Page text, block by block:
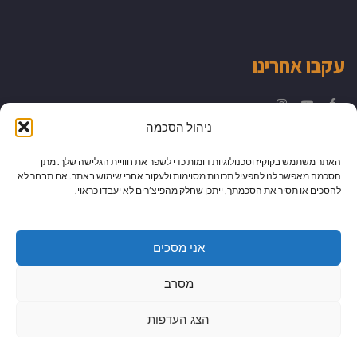
ניהול הסכמה
האתר משתמש בקוקיז וטכנולוגיות דומות כדי לשפר את חוויית הגלישה שלך. מתן
הסכמה מאפשר לנו להפעיל תכונות מסוימות ולעקוב אחרי שימוש באתר. אם תבחר לא
להסכים או תסיר את הסכמתך, ייתכן שחלק מהפיצ’רים לא יעבדו כראוי.
אני מסכים
מסרב
הצג העדפות
עקבו אחרינו